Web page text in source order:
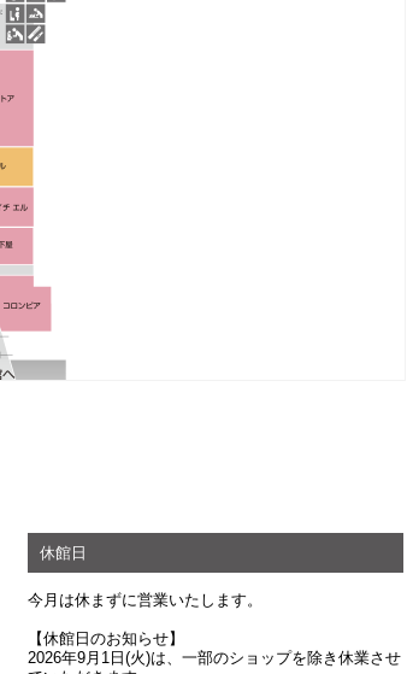
休館日
今月は休まずに営業いたします。
【休館日のお知らせ】
2026年9月1日(火)は、一部のショップを除き休業させ